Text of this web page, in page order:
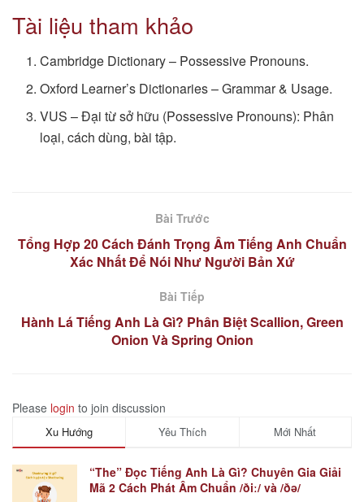
Tài liệu tham khảo
Cambridge Dictionary – Possessive Pronouns.
Oxford Learner’s Dictionaries – Grammar & Usage.
VUS – Đại từ sở hữu (Possessive Pronouns): Phân
loại, cách dùng, bài tập.
Bài Trước
Tổng Hợp 20 Cách Đánh Trọng Âm Tiếng Anh Chuẩn
Xác Nhất Để Nói Như Người Bản Xứ
Bài Tiếp
Hành Lá Tiếng Anh Là Gì? Phân Biệt Scallion, Green
Onion Và Spring Onion
Please login to join discussion
Xu Hướng Yêu Thích Mới Nhất
“The” Đọc Tiếng Anh Là Gì? Chuyên Gia Giải
Mã 2 Cách Phát Âm Chuẩn /ðiː/ và /ðə/